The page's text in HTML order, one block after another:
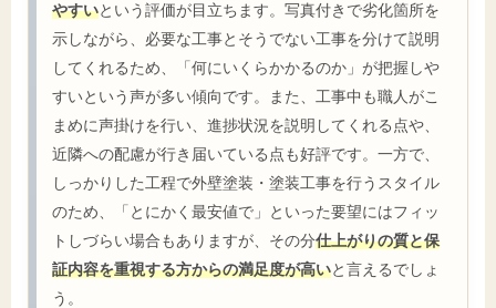
やすいという評価が目立ちます。写真付きで劣化箇所を
示しながら、必要な工事とそうでない工事を分けて説明
してくれるため、「何にいくらかかるのか」が把握しや
すいという声が多い傾向です。また、工事中も職人がこ
まめに声掛けを行い、進捗状況を説明してくれる点や、
近隣への配慮が行き届いている点も好評です。一方で、
しっかりした工程で外壁塗装・塗装工事を行うスタイル
のため、「とにかく最安値で」といった要望にはフィッ
トしづらい場合もありますが、その分仕上がりの質と保
証内容を重視する方からの満足度が高いと言えるでしょ
う。